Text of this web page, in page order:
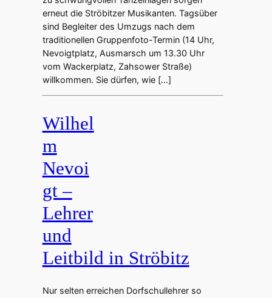
erneut die Ströbitzer Musikanten. Tagsüber
sind Begleiter des Umzugs nach dem
traditionellen Gruppenfoto-Termin (14 Uhr,
Nevoigtplatz, Ausmarsch um 13.30 Uhr
vom Wackerplatz, Zahsower Straße)
willkommen. Sie dürfen, wie […]
Wilhel
m
Nevoi
gt –
Lehrer
und
Leitbild in Ströbitz
Nur selten erreichen Dorfschullehrer so